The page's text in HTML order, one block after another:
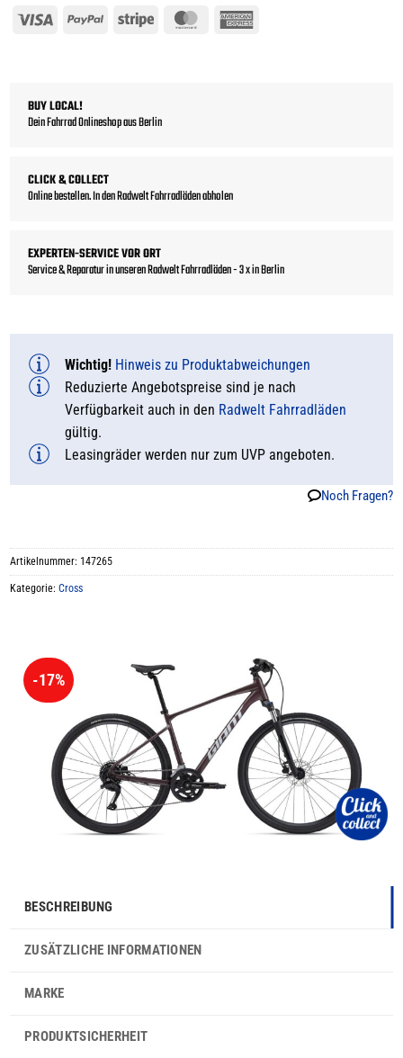
-17%
BESCHREIBUNG
ZUSÄTZLICHE INFORMATIONEN
MARKE
PRODUKTSICHERHEIT
Visa PayPal Stripe MasterCard
BUY LOCAL!
Dein Fahrrad Onlineshop aus Berlin
CLICK & COLLECT
Online bestellen. In den Radwelt Fahrradläden abholen
EXPERTEN-SERVICE VOR ORT
Service & Reparatur in unseren Radwelt Fahrradläden - 3 x in Berlin
Wichtig! Hinweis zu Produktabweichungen
Reduzierte Angebotspreise sind je nach
Verfügbarkeit auch in den Radwelt Fahrradläden
gültig.
Leasingräder werden nur zum UVP angeboten.
Noch Fragen?
Artikelnummer: 147265
Kategorie:Cross